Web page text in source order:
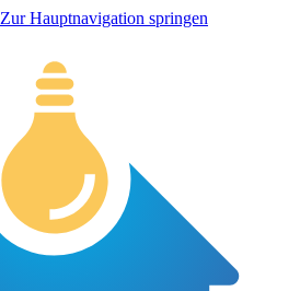
Zur Hauptnavigation springen